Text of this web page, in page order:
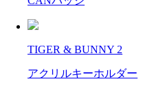
TIGER & BUNNY 2
アクリルキーホルダー